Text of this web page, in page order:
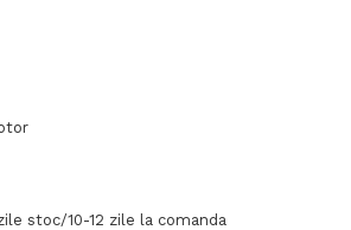
stoc/10-12 zile la comanda